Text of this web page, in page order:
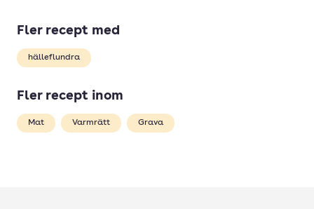
Fler recept med
hälleflundra
Fler recept inom
Mat Varmrätt Grava